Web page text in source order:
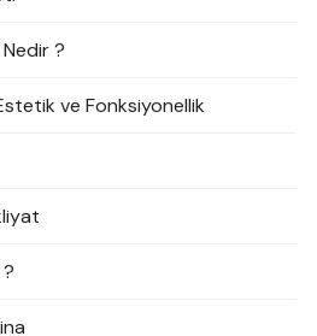
?
ve Fonksiyonellik